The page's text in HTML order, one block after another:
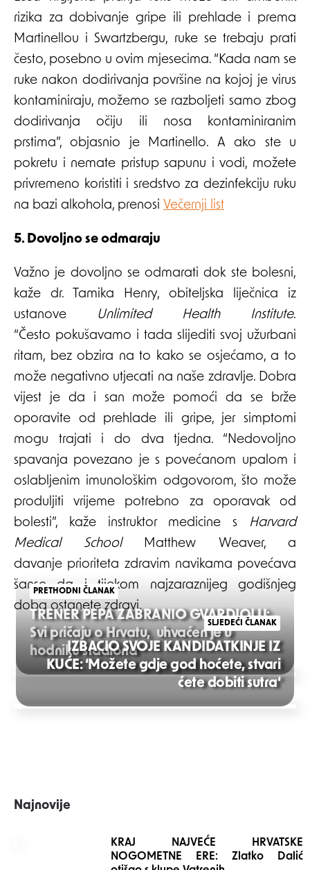
rizika za dobivanje gripe ili prehlade i prema
Martinellou i Swartzbergu, ruke se trebaju prati
često, posebno u ovim mjesecima. “Kada nam se
ruke nakon dodirivanja površine na kojoj je virus
kontaminiraju, možemo se razboljeti samo zbog
dodirivanja očiju ili nosa kontaminiranim
prstima”, objasnio je Martinello. A ako ste u
pokretu i nemate pristup sapunu i vodi, možete
privremeno koristiti i sredstvo za dezinfekciju ruku
na bazi alkohola, prenosi Večernji list
5. Dovoljno se odmaraju
Važno je dovoljno se odmarati dok ste bolesni,
kaže dr. Tamika Henry, obiteljska liječnica iz
ustanove
Unlimited Health Institute.
“Često pokušavamo i tada slijediti svoj užurbani
ritam, bez obzira na to kako se osjećamo, a to
može negativno utjecati na naše zdravlje. Dobra
vijest je da i san može pomoći da se brže
oporavite od prehlade ili gripe, jer simptomi
mogu trajati i do dva tjedna. “Nedovoljno
spavanja povezano je s povećanom upalom i
oslabljenim imunološkim odgovorom, što može
produljiti vrijeme potrebno za oporavak od
bolesti”, kaže instruktor medicine s
Harvard
Medical School Matthew Weaver, a
davanje prioriteta zdravim navikama povećava
šanse da i tijekom najzaraznijeg godišnjeg
doba ostanete zdravi.
Post
navigation
PRETHODNI ČLANAK
TRENER PEPA ZABRANIO GVARDIOLU:
Svi pričaju o Hrvatu, uhvaćen je u
hodniku stadiona
SLJEDEĆI ČLANAK
IZBACIO SVOJE KANDIDATKINJE IZ
KUĆE: ‘Možete gdje god hoćete, stvari
ćete dobiti sutra‘
Najnovije
KRAJ NAJVEĆE HRVATSKE
NOGOMETNE ERE: Zlatko Dalić